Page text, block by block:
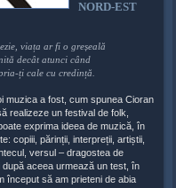
NORD-EST
fi o greșeală
când
credință.
a fost, cum spunea Cioran
realizeze un festival de folk,
exprima ideea de muzică, în
copiii, părinții, interpreții, artiștii,
versul – dragostea de
aceea urmează un test, în
început să am prieteni de abia